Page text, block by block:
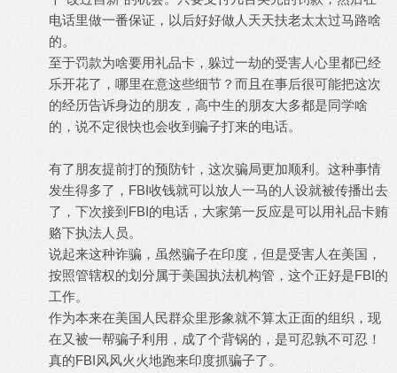
电话里做一番保证，以后好好做人天天扶老太太过马路啥
的。
至于罚款为啥要用礼品卡，躲过一劫的受害人心里都已经
乐开花了，哪里在意这些细节？而且在事后很可能把这次
的经历告诉身边的朋友，高中生的朋友大多都是同学啥
的，说不定很快也会收到骗子打来的电话。
有了朋友提前打的预防针，这次骗局更加顺利。这种事情
发生得多了，FBI收钱就可以放人一马的人设就被传播出去
了，下次接到FBI的电话，大家第一反应是可以用礼品卡贿
赂下执法人员。
说起来这种诈骗，虽然骗子在印度，但是受害人在美国，
按照管辖权的划分属于美国执法机构管，这个正好是FBI的
工作。
作为本来在美国人民群众里形象就不算太正面的组织，现
在又被一帮骗子利用，成了个背锅的，是可忍孰不可忍！
真的FBI风风火火地跑来印度抓骗子了。